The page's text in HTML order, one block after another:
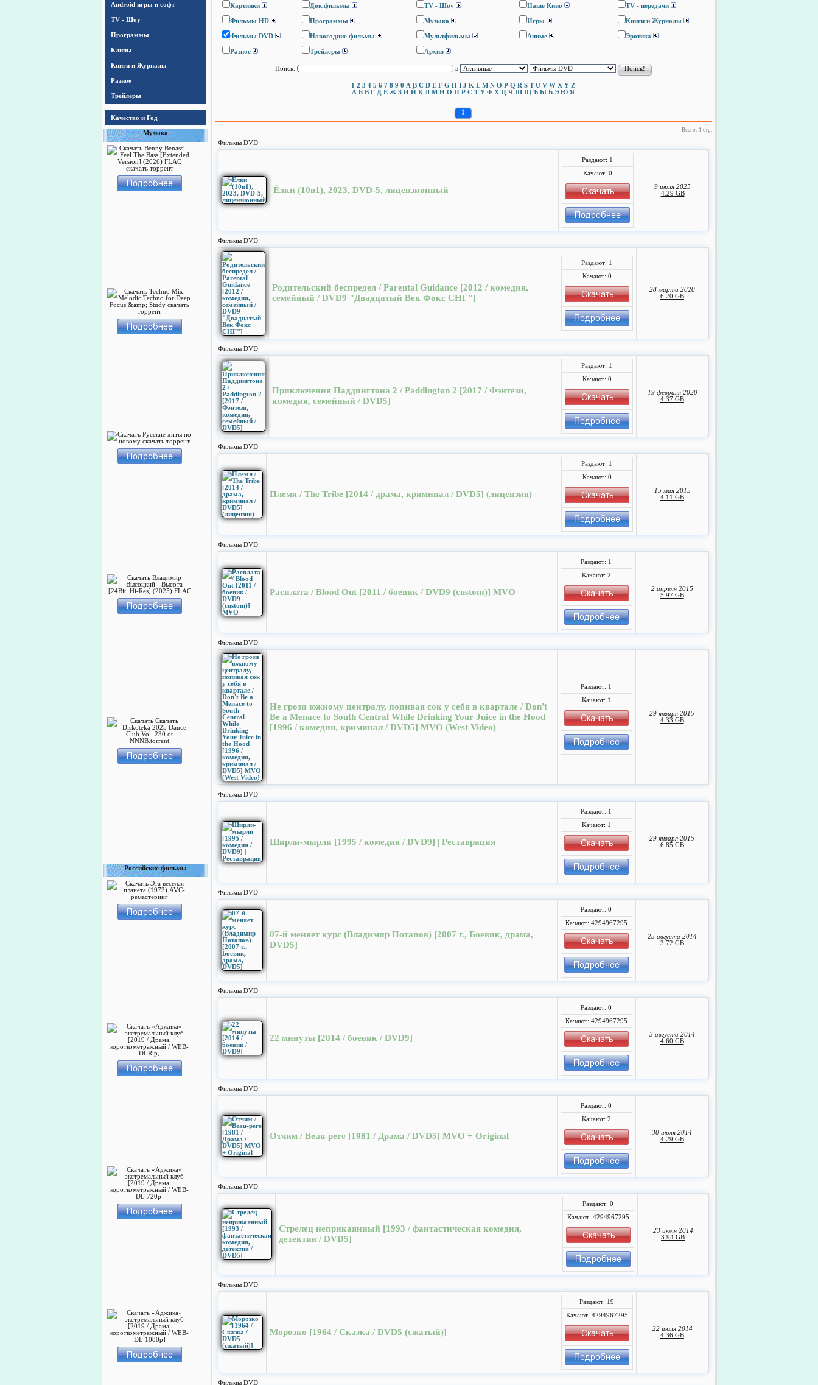
Android игры и софт
TV - Шоу
Программы
Клипы
Книги и Журналы
Разное
Трейлеры
Качество и Год
Музыка
Российские фильмы
Картинки Док.фильмы TV - Шоу Наше Кино TV - передачи
Фильмы HD Программы Музыка Игры Книги и Журналы
Фильмы DVD Новогодние фильмы Мультфильмы Аниме Эротика
Разное Трейлеры Архив
Поиск: в
1 2 3 4 5 6 7 8 9 0 A B C D E F G H I J K L M N O P Q R S T U V W X Y Z
А Б В Г Д Е Ж З И Й К Л М Н О П Р С Т У Ф Х Ц Ч Ш Щ Ъ Ы Ь Э Ю Я
1
Всего: 1 стр.
Фильмы DVD
Ёлки (10в1), 2023, DVD-5, лицензионный
Раздают: 1
Качают: 0
9 июля 2025
4.29 GB
Фильмы DVD
Родительский беспредел / Parental Guidance [2012 / комедия,
семейный / DVD9 "Двадцатый Век Фокс СНГ"]
Раздают: 1
Качают: 0
28 марта 2020
6.20 GB
Фильмы DVD
Приключения Паддингтона 2 / Paddington 2 [2017 / Фэнтези,
комедия, семейный / DVD5]
Раздают: 1
Качают: 0
19 февраля 2020
4.37 GB
Фильмы DVD
Племя / The Tribe [2014 / драма, криминал / DVD5] (лицензия)
Раздают: 1
Качают: 0
15 мая 2015
4.11 GB
Фильмы DVD
Расплата / Blood Out [2011 / боевик / DVD9 (сustom)] MVO
Раздают: 1
Качают: 2
2 апреля 2015
5.97 GB
Фильмы DVD
Не грози южному централу, попивая сок у себя в квартале / Don't
Be a Menace to South Central While Drinking Your Juice in the Hood
[1996 / комедия, криминал / DVD5] МVO (West Video)
Раздают: 1
Качают: 1
29 января 2015
4.33 GB
Фильмы DVD
Ширли-мырли [1995 / комедия / DVD9] | Реставрация
Раздают: 1
Качают: 1
29 января 2015
6.85 GB
Фильмы DVD
07-й меняет курс (Владимир Потапов) [2007 г., Боевик, драма,
DVD5]
Раздают: 0
Качают: 4294967295
25 августа 2014
3.72 GB
Фильмы DVD
22 минуты [2014 / боевик / DVD9]
Раздают: 0
Качают: 4294967295
3 августа 2014
4.60 GB
Фильмы DVD
Отчим / Beau-pеre [1981 / Драма / DVD5] MVO + Original
Раздают: 0
Качают: 2
30 июля 2014
4.29 GB
Фильмы DVD
Стрелец неприкаянный [1993 / фантастическая комедия,
детектив / DVD5]
Раздают: 0
Качают: 4294967295
23 июля 2014
3.94 GB
Фильмы DVD
Морозко [1964 / Сказка / DVD5 (сжатый)]
Раздают: 19
Качают: 4294967295
22 июля 2014
4.36 GB
Фильмы DVD